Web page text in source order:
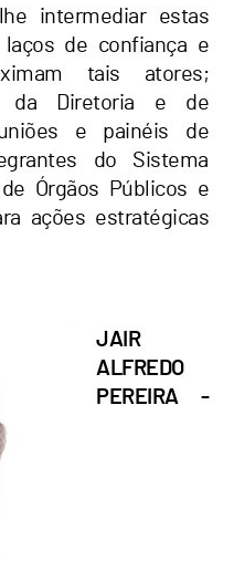
intermediar estas
de confiança e
tais atores;
da Diretoria e de
e painéis de
do Sistema
Órgãos Públicos e
ações estratégicas
JAIR
ALFREDO
PEREIRA -